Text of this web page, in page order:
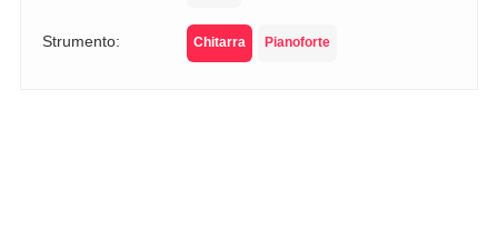
Strumento: Chitarra Pianoforte